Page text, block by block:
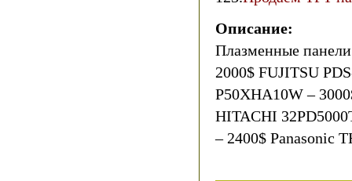
Описание:
Плазменные
2000$ FUJITSU
P50XHA10W –
HITACHI
– 2400$ Panasonic